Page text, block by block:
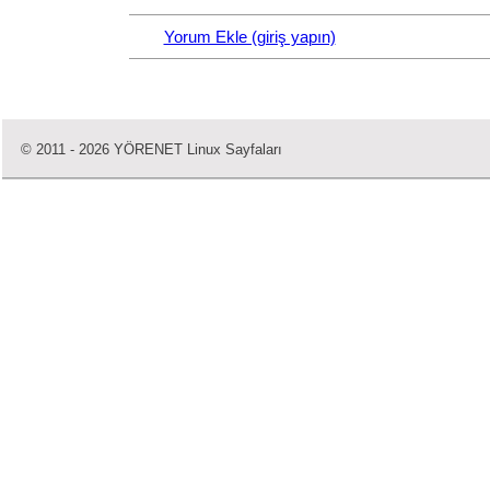
Yorum Ekle (giriş yapın)
© 2011 - 2026 YÖRENET Linux Sayfaları